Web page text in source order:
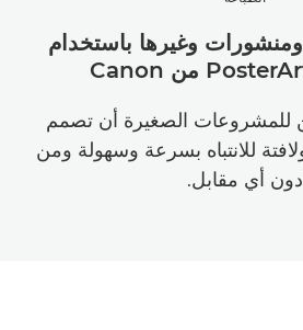
وغيرها باستخدام
الصغيرة أن تصمم
للانتباه بسرعة وسهولة ومن
دون أي مقابل.